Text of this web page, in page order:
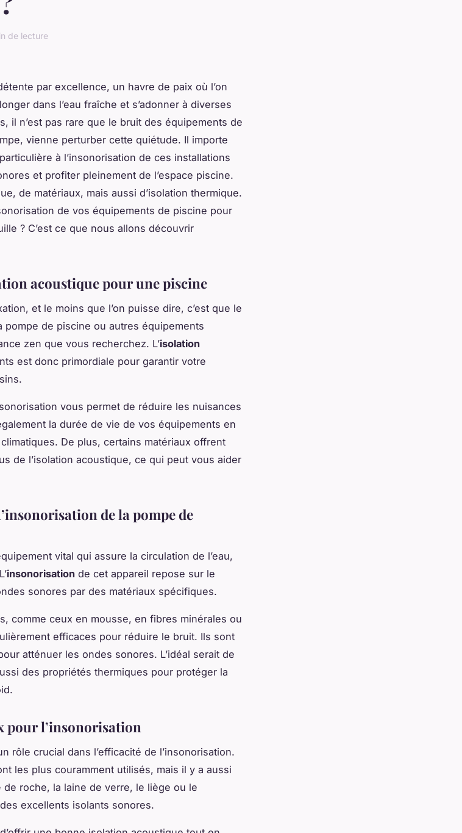
de lecture
par excellence, un havre de paix où l’on
dans l’eau fraîche et s’adonner à diverses
il n’est pas rare que le bruit des équipements de
vienne perturber cette quiétude. Il importe
à l’insonorisation de ces installations
et profiter pleinement de l’espace piscine.
de matériaux, mais aussi d’isolation thermique.
de vos équipements de piscine pour
? C’est ce que nous allons découvrir
acoustique pour une piscine
et le moins que l’on puisse dire, c’est que le
pompe de piscine ou autres équipements
zen que vous recherchez. L’isolation
est donc primordiale pour garantir votre
vous permet de réduire les nuisances
la durée de vie de vos équipements en
De plus, certains matériaux offrent
de l’isolation acoustique, ce qui peut vous aider
de la pompe de
vital qui assure la circulation de l’eau,
insonorisation de cet appareil repose sur le
sonores par des matériaux spécifiques.
comme ceux en mousse, en fibres minérales ou
efficaces pour réduire le bruit. Ils sont
atténuer les ondes sonores. L’idéal serait de
des propriétés thermiques pour protéger la
pour l’insonorisation
rôle crucial dans l’efficacité de l’insonorisation.
les plus couramment utilisés, mais il y a aussi
de roche, la laine de verre, le liège ou le
excellents isolants sonores.